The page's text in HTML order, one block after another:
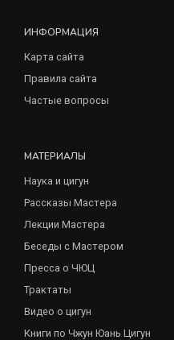
ИНФОРМАЦИЯ
Карта сайта
Правила сайта
Частые вопросы
МАТЕРИАЛЫ
Наука и цигун
Рассказы Мастера
Лекции Мастера
Беседы с Мастером
Пресса о ЧЮЦ
Трактаты
Видео о цигун
Книги по Чжун Юань Цигун